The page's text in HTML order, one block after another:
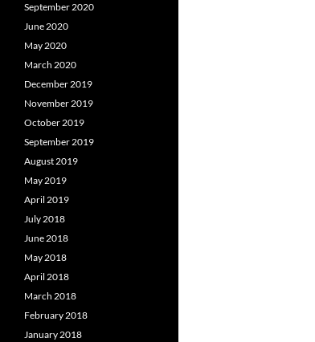
September 2020
June 2020
May 2020
March 2020
December 2019
November 2019
October 2019
September 2019
August 2019
May 2019
April 2019
July 2018
June 2018
May 2018
April 2018
March 2018
February 2018
January 2018